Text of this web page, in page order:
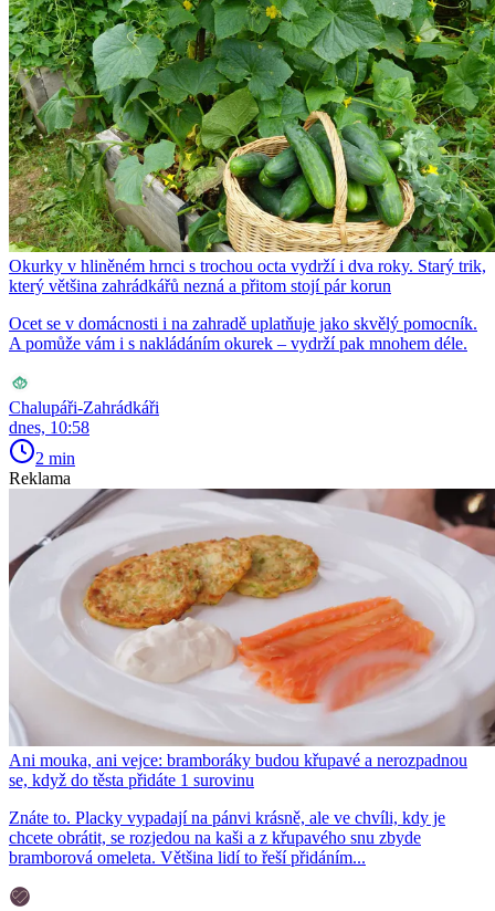
Okurky v hliněném hrnci s trochou octa vydrží i dva roky. Starý trik,
který většina zahrádkářů nezná a přitom stojí pár korun
Ocet se v domácnosti i na zahradě uplatňuje jako skvělý pomocník.
A pomůže vám i s nakládáním okurek – vydrží pak mnohem déle.
Chalupáři-Zahrádkáři
dnes, 10:58
2 min
Reklama
Ani mouka, ani vejce: bramboráky budou křupavé a nerozpadnou
se, když do těsta přidáte 1 surovinu
Znáte to. Placky vypadají na pánvi krásně, ale ve chvíli, kdy je
chcete obrátit, se rozjedou na kaši a z křupavého snu zbyde
bramborová omeleta. Většina lidí to řeší přidáním...